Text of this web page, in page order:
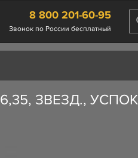
8 800 201-60-95
Звонок по России бесплатный
ЗВЕЗД.,